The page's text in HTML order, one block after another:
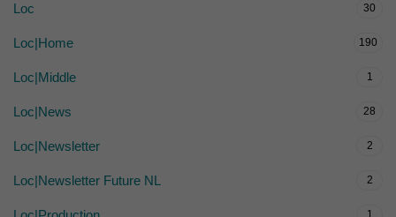
Loc 30
Loc|Home 190
Loc|Middle 1
Loc|News 28
Loc|Newsletter 2
Loc|Newsletter Future NL 2
1